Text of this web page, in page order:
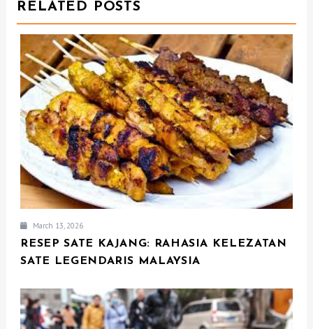
I
G
A
T
I
O
N
RELATED POSTS
March 13, 2026
RESEP SATE KAJANG: RAHASIA KELEZATAN
SATE LEGENDARIS MALAYSIA